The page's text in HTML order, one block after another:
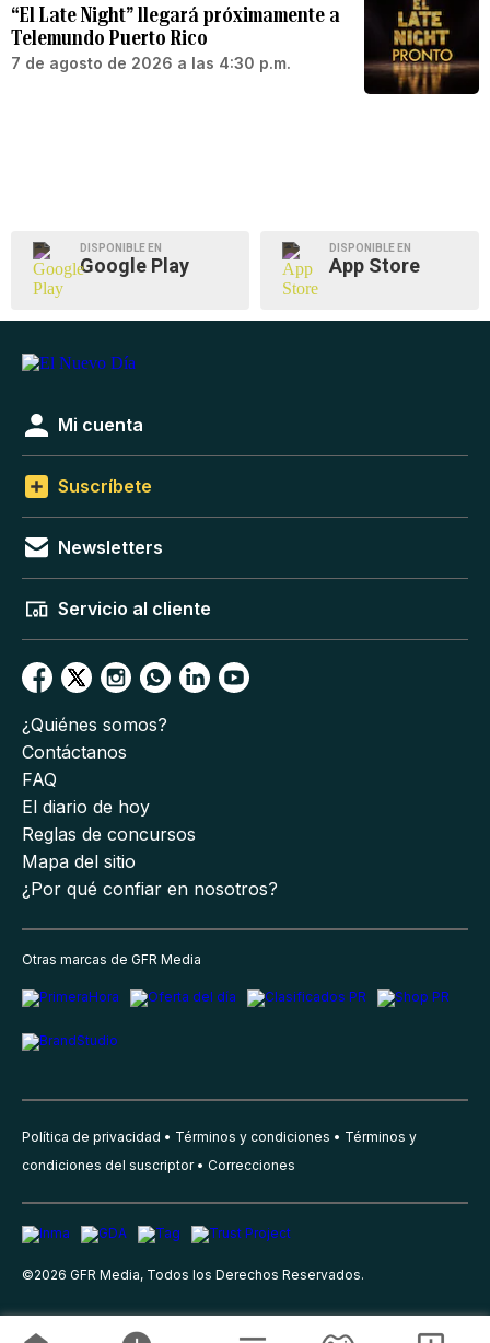
“El Late Night” llegará próximamente a
Telemundo Puerto Rico
7 de agosto de 2026 a las 4:30 p.m.
DISPONIBLE EN
Google Play
DISPONIBLE EN
App Store
Mi cuenta
Suscríbete
Newsletters
Servicio al cliente
¿Quiénes somos?
Contáctanos
FAQ
El diario de hoy
Reglas de concursos
Mapa del sitio
¿Por qué confiar en nosotros?
Otras marcas de GFR Media
Política de privacidad Términos y condiciones
Términos y
condiciones del suscriptor
Correcciones
©2026 GFR Media, Todos los Derechos Reservados.